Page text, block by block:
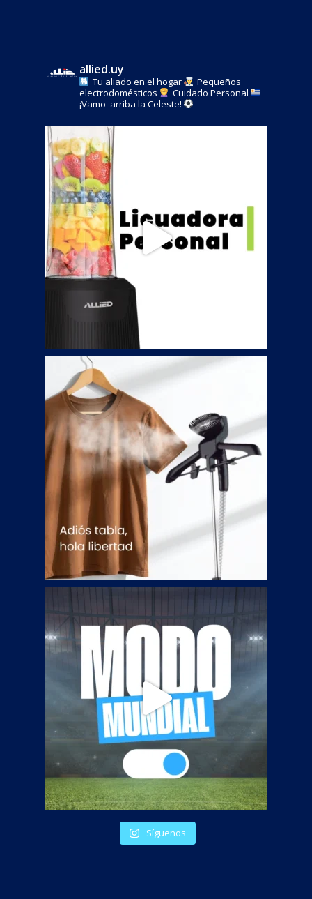
allied.uy
Tu aliado en el hogar
Pequeños
electrodomésticos
Cuidado Personal
¡Vamo' arriba la Celeste!
Síguenos